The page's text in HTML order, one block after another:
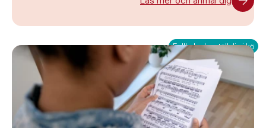
Fullbokad – ställ dig i kö